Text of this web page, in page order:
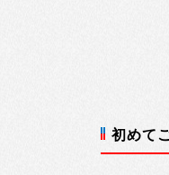
初めて